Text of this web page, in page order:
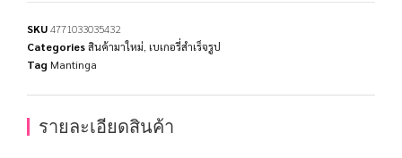
SKU4771033035432
Categoriesสินค้ามาใหม่ เบเกอรี่สำเร็จรูป
Tag Mantinga
รายละเอียดสินค้า